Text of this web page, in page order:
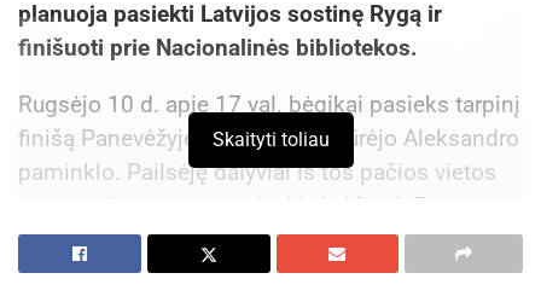
planuoja pasiekti Latvijos sostinę Rygą ir
finišuoti prie Nacionalinės bibliotekos.
Rugsėjo 10 d. apie 17 val. bėgikai pasieks tarpinį
finišą Panevėžyje, prie miesto įkūrėjo Aleksandro
paminklo. Pailsėję dalyviai iš tos pačios vietos
startuos kitą rytą, rugsėjo 11 d. 10 val. Prie
bėgimo dalyvių galima prisijungti (tiek bėgte, tiek
važiuojant dviračiu) nuo bet kurios vietos plente
Skaityti toliau